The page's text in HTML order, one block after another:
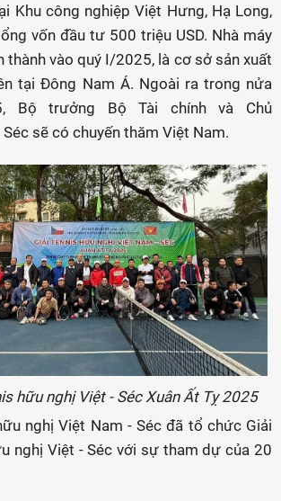
Khu công nghiệp Việt Hưng, Hạ Long,
vốn đầu tư 500 triệu USD. Nhà máy
thành vào quý I/2025, là cơ sở sản xuất
tại Đông Nam Á. Ngoài ra trong nửa
Bộ trưởng Bộ Tài chính và Chủ
sẽ có chuyến thăm Việt Nam.
hữu nghị Việt - Séc Xuân Ất Tỵ 2025
nghị Việt Nam - Séc đã tổ chức Giải
nghị Việt - Séc với sự tham dự của 20